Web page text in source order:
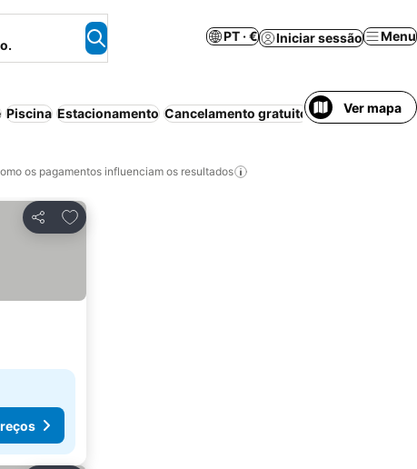
PT · € Iniciar sessão Menu
Piscina Estacionamento Cancelamento gratuito Ver mapa
os pagamentos influenciam os resultados
Partilhar
Adicionar aos favoritos